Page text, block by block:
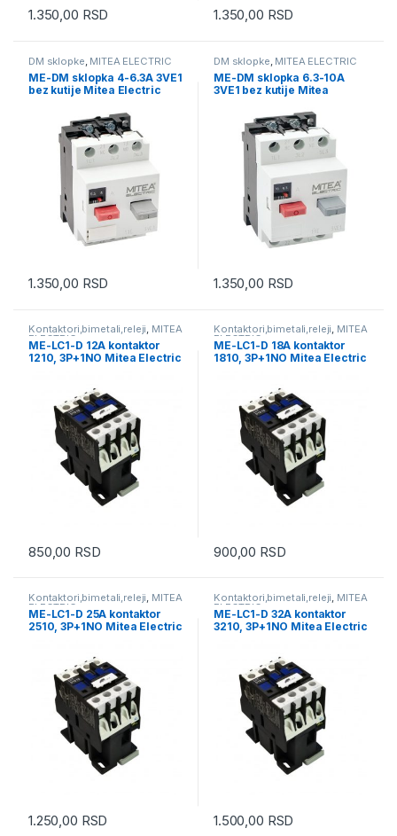
1.350,00 RSD 1.350,00 RSD
DM sklopke MITEA ELECTRIC
ME-DM sklopka 4-6.3A 3VE1
bez kutije Mitea Electric
1.350,00 RSD
DM sklopke MITEA ELECTRIC
ME-DM sklopka 6.3-10A
3VE1 bez kutije Mitea
1.350,00 RSD
Kontaktori,bimetali,releji, MITEA
ELECTRIC
ME-LC1-D 12A kontaktor
1210, 3P+1NO Mitea Electric
850,00 RSD
Kontaktori,bimetali,releji, MITEA
ELECTRIC
ME-LC1-D 18A kontaktor
1810, 3P+1NO Mitea Electric
900,00 RSD
Kontaktori,bimetali,releji, MITEA
ELECTRIC
ME-LC1-D 25A kontaktor
2510, 3P+1NO Mitea Electric
1.250,00 RSD
Kontaktori,bimetali,releji, MITEA
ELECTRIC
ME-LC1-D 32A kontaktor
3210, 3P+1NO Mitea Electric
1.500,00 RSD